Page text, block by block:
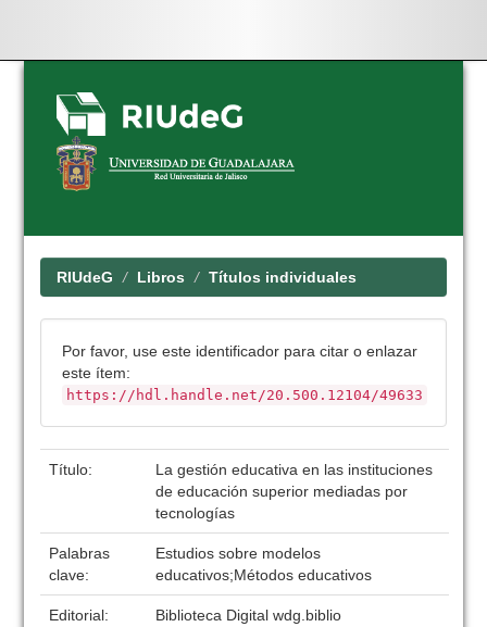
Skip
navigation
RIUdeG Libros Títulos individuales
Por favor, use este identificador para citar o enlazar
este ítem:
https://hdl.handle.net/20.500.12104/49633
Título:
La gestión educativa en las instituciones
de educación superior mediadas por
tecnologías
Palabras
clave:
Estudios sobre modelos
educativos;Métodos educativos
Editorial:
Biblioteca Digital wdg.biblio